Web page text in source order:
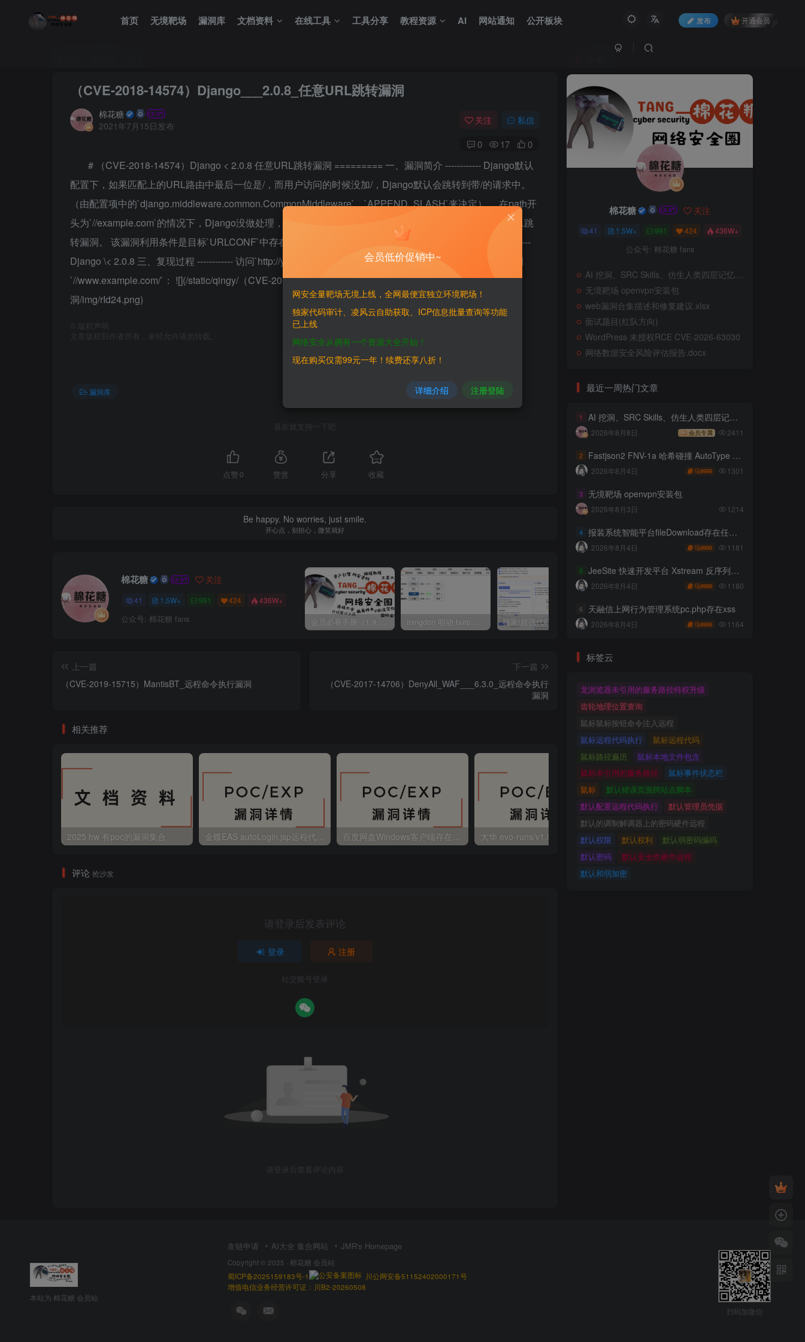
首页 无境靶场 漏洞库 文档资料 在线工具 工具分享 教程资源 AI 网站通知 公开板块 发布 开通会员
（CVE-2018-14574）Django___2.0.8_任意URL跳转漏洞
棉花糖
2021年7月15日发布
关注 私信
0 17 0
# （CVE-2018-14574）Django < 2.0.8 任意URL跳转漏洞 ========= 一、漏洞简介 ------------ Django默认
配置下，如果匹配上的URL路由中最后一位是/，而用户访问的时候没加/，Django默认会跳转到带/的请求中。
（由配置项中的`django.middleware.common.CommonMiddleware`、`APPEND_SLASH`来决定）。 在path开
头为`//example.com`的情况下，Django没做处理，导致浏览器认为目的地址是绝对路径，最终造成任意URL跳
转漏洞。 该漏洞利用条件是目标`URLCONF`中存在能匹配上`//example.com`的规则。 二、漏洞影响 ------------
Django \< 2.0.8 三、复现过程 ------------ 访问`http://your-ip:8000//www.example.com`，即可返回是301跳转到
`//www.example.com/`： ![](/static/qingy/（CVE-2018-14574）Django___2.0.8_任意URL跳转漏
洞/img/rId24.png)
版权声明
文章版权归作者所有，未经允许请勿转载。
THE END
漏洞库
喜欢就支持一下吧
点赞 0 赞赏 分享 收藏
Be happy. No worries, just smile.
开心点，别担心，微笑就好
棉花糖 关注
41 1.5W+ 991 424 436W+
公众号: 棉花糖 fans
上一篇
（CVE-2019-15715）MantisBT_远程命令执行漏洞
下一篇
（CVE-2017-14706）DenyAll_WAF___6.3.0_远程命令执行
漏洞
相关推荐
2025 hw 有poc的漏洞集合 大华 evo-runs/v1.0/receive RCE
评论 抢沙发
请登录后发表评论
登录 注册
社交账号登录
请登录后查看评论内容
棉花糖 关注
41 1.5W+ 991 424 436W+
公众号: 棉花糖 fans
AI 挖洞、SRC Skills、仿生人类四层记忆系统
无境靶场 openvpn安装包
web漏洞合集描述和修复建议.xlsx
面试题目(红队方向)
WordPress 未授权RCE CVE-2026-63030
网络数据安全风险评估报告.docx
最近一周热门文章
1 AI 挖洞、SRC Skills、仿生人类四层记忆系统
2026年8月8日 会员专属 2411
2 Fastjson2 FNV-1a 哈希碰撞 AutoType 绕过远程代码执行
2026年8月4日 9999 1301
3 无境靶场 openvpn安装包
2026年8月3日 1214
4 报装系统智能平台fileDownload存在任意文件读取
2026年8月4日 9999 1181
5 JeeSite 快速开发平台 Xstream 反序列化RCE
2026年8月4日 9999 1180
6 天融信上网行为管理系统pc.php存在xss
2026年8月4日 9999 1164
标签云
龙浏览器未引用的服务路径特权升级
齿轮地理位置查询
鼠标鼠标按钮命令注入远程
鼠标远程代码执行
鼠标远程代码
鼠标路径遍历
鼠标本地文件包含
鼠标未引用的服务路径
鼠标事件状态栏
鼠标
默认错误页面跨站点脚本
默认配置远程代码执行
默认管理员凭据
默认的调制解调器上的密码硬件远程
默认权限
默认权利
默认弱密码编码
默认密码
默认安全性硬件远程
默认和弱加密
本站为 棉花糖 会员站
友链申请 AI大全 集合网站 JMR's Homepage
Copyright © 2025 · 棉花糖 会员站
蜀ICP备2025159183号-1
川公网安备51152402000171号
增值电信业务经营许可证：川B2-20260508
扫码加微信
会员低价促销中~
网安全量靶场无境上线，全网最便宜独立环境靶场！
独家代码审计、凌风云自助获取、ICP信息批量查询等功能
已上线
网络安全从拥有一个资源大全开始！
现在购买仅需99元一年！续费还享八折！
详细介绍 注册登陆